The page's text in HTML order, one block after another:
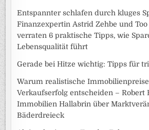
Entspannter schlafen durch kluges
Finanzexpertin Astrid Zehbe und Too
verraten 6 praktische Tipps, wie
Lebensqualität führt
Gerade bei Hitze wichtig: Tipps für
Warum realistische
Verkaufserfolg entscheiden – Robert
Immobilien Hallabrin über
Bäderdreieck